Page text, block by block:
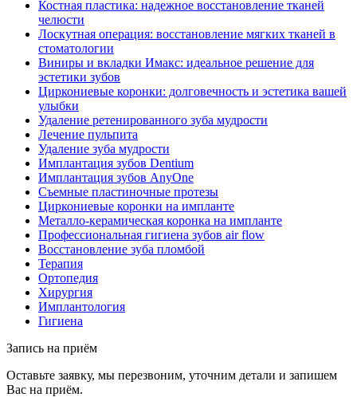
Костная пластика: надежное восстановление тканей
челюсти
Лоскутная операция: восстановление мягких тканей в
стоматологии
Виниры и вкладки Имакс: идеальное решение для
эстетики зубов
Циркониевые коронки: долговечность и эстетика вашей
улыбки
Удаление ретенированного зуба мудрости
Лечение пульпита
Удаление зуба мудрости
Имплантация зубов Dentium
Имплантация зубов AnyOne
Съемные пластиночные протезы
Циркониевые коронки на импланте
Металло-керамическая коронка на импланте
Профессиональная гигиена зубов air flow
Восстановление зуба пломбой
Терапия
Ортопедия
Хирургия
Имплантология
Гигиена
Запись на приём
Оставьте заявку, мы перезвоним, уточним детали и запишем
Вас на приём.